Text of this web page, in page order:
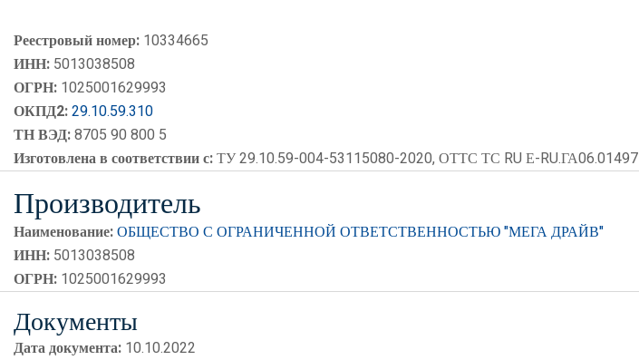
Реестровый номер: 10334665
ИНН: 5013038508
ОГРН: 1025001629993
ОКПД2:29.10.59.310
ТН ВЭД:8705 90 800 5
Изготовлена в соответствии с:ТУ 29.10.59-004-53115080-2020, ОТТС ТС RU Е-RU.ГА06.01497
Производитель
Наименование:ОБЩЕСТВО С ОГРАНИЧЕННОЙ ОТВЕТСТВЕННОСТЬЮ "МЕГА ДРАЙВ"
ИНН: 5013038508
ОГРН: 1025001629993
Документы
Дата документа: 10.10.2022